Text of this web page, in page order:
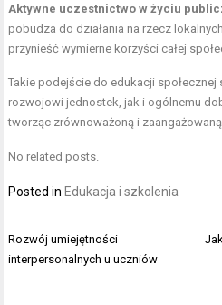
Aktywne uczestnictwo w życiu
pobudza do działania na rzecz
przynieść wymierne korzyści całej
Takie podejście do edukacji
rozwojowi jednostek, jak i ogólnemu
tworząc zrównoważoną i
No related posts.
Posted in Edukacja i szkolenia
Nawigacja
wpisu
Rozwój umiejętności
interpersonalnych u uczniów